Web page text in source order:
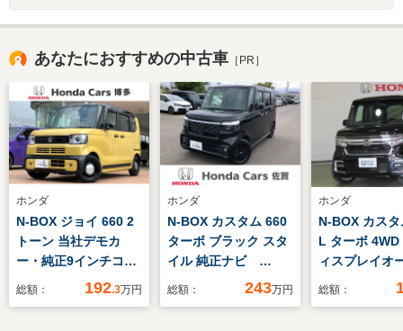
あなたにおすすめの中古車 ［PR］
ホンダ
N-BOX ジョイ 660 2
トーン 当社デモカ
ー・純正9インチコネ
クトナビTV・前後ド
総額： 192.3万円
ホンダ
N-BOX カスタム 660
ターボ ブラック スタ
イル 純正ナビ
ETC アルミホイー
総額： 243万円
ホンダ
N-BOX カス
L ターボ 4WD
ィスプレイオ
オ 純正エン
総額：